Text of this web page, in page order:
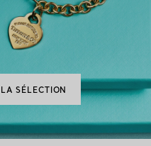
SÉLECTION